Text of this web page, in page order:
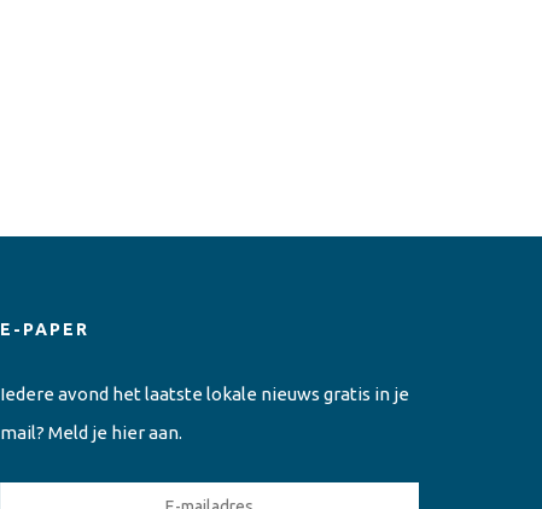
E-PAPER
Iedere avond het laatste lokale nieuws gratis in je
mail? Meld je hier aan.